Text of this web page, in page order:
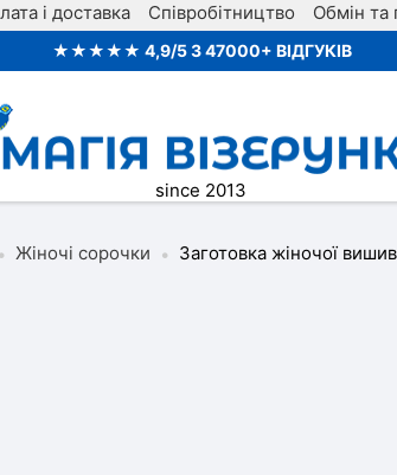
і доставка Співробітництво Обмін та
★★★★★ 4,9/5 З 47000+ ВІДГУКІВ
since 2013
• Жіночі сорочки • Заготовка жіночої